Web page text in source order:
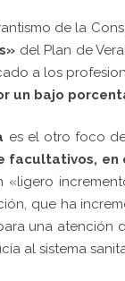
de la
del Plan de
a los
un bajo
es el otro foco
facultativos, en
«ligero
que ha
una atención
al sistema